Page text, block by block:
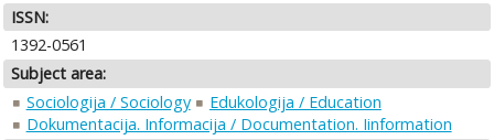
ISSN:
1392-0561
Subject area:
Sociologija / Sociology
Edukologija / Education
Dokumentacija. Informacija / Documentation. Iinformation